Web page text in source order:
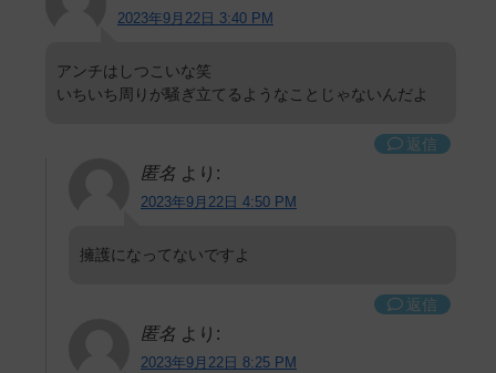
2023年9月22日 3:40 PM
アンチはしつこいな笑
いちいち周りが騒ぎ立てるようなことじゃないんだよ
返信
匿名 より:
2023年9月22日 4:50 PM
擁護になってないですよ
返信
匿名 より:
2023年9月22日 8:25 PM